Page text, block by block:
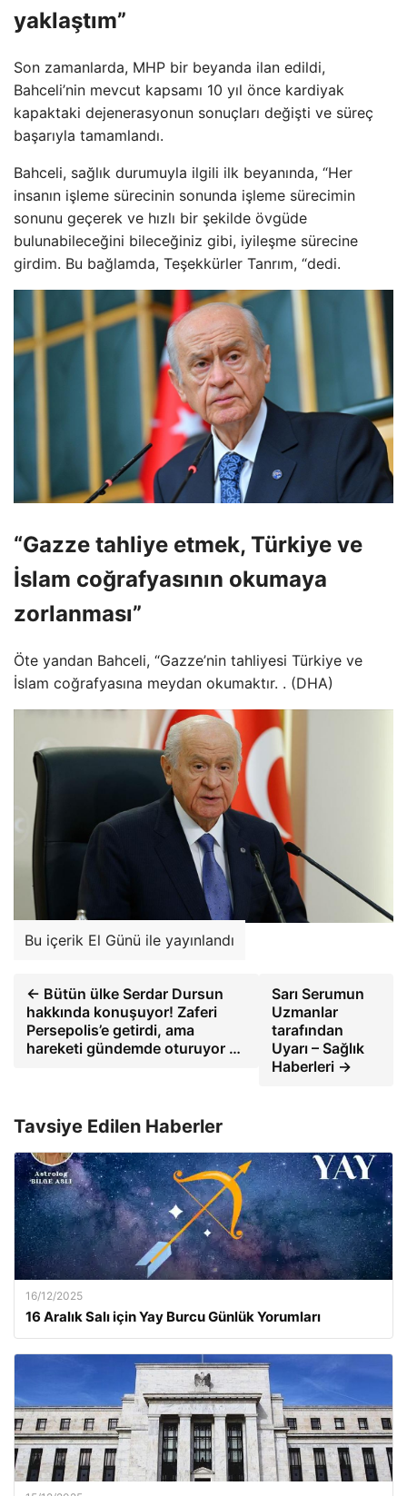
yaklaştım”
Son zamanlarda, MHP bir beyanda ilan edildi,
Bahceli’nin mevcut kapsamı 10 yıl önce kardiyak
kapaktaki dejenerasyonun sonuçları değişti ve süreç
başarıyla tamamlandı.
Bahceli, sağlık durumuyla ilgili ilk beyanında, “Her
insanın işleme sürecinin sonunda işleme sürecimin
sonunu geçerek ve hızlı bir şekilde övgüde
bulunabileceğini bileceğiniz gibi, iyileşme sürecine
girdim. Bu bağlamda, Teşekkürler Tanrım, “dedi.
“Gazze tahliye etmek, Türkiye ve
İslam coğrafyasının okumaya
zorlanması”
Öte yandan Bahceli, “Gazze’nin tahliyesi Türkiye ve
İslam coğrafyasına meydan okumaktır. . (DHA)
Bu içerik El Günü ile yayınlandı
← Bütün ülke Serdar Dursun
hakkında konuşuyor! Zaferi
Persepolis’e getirdi, ama
hareketi gündemde oturuyor …
Sarı Serumun
Uzmanlar
tarafından
Uyarı – Sağlık
Haberleri →
Tavsiye Edilen Haberler
16/12/2025
16 Aralık Salı için Yay Burcu Günlük Yorumları